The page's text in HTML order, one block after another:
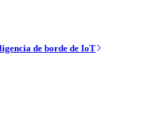
de borde de IoT